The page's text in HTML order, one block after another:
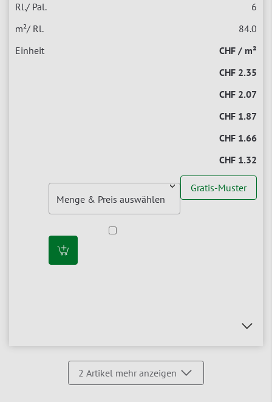
6
84.0
CHF / m²
CHF 2.35
CHF 2.07
CHF 1.87
CHF 1.66
CHF 1.32
Gratis-Muster
2 Artikel mehr anzeigen